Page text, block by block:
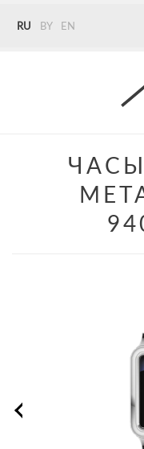
RU BY EN
+375 (29) 272 51 56